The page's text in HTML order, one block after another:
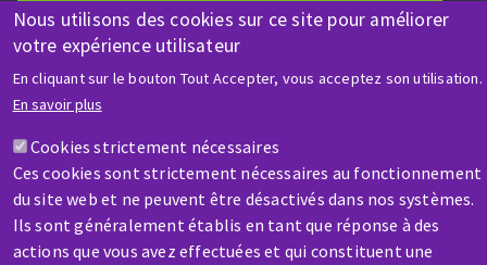
Nous utilisons des cookies sur ce site pour améliorer
votre expérience utilisateur
En cliquant sur le bouton Tout Accepter, vous acceptez son utilisation.
En savoir plus
Cookies strictement nécessaires
Ces cookies sont strictement nécessaires au fonctionnement
du site web et ne peuvent être désactivés dans nos systèmes.
Ils sont généralement établis en tant que réponse à des
actions que vous avez effectuées et qui constituent une
Contactez-nous
SAV / RÉPARATION
Une machine cassée ? En panne ?